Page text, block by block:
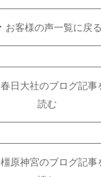
お客様の声一覧に戻る
春日大社のブログ記事
読む
橿原神宮のブログ記事